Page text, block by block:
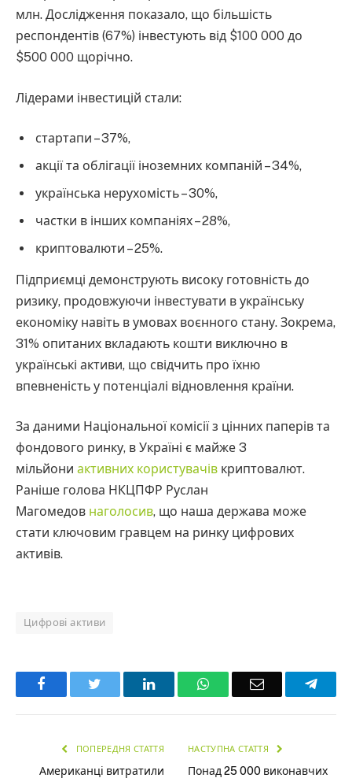
млн. Дослідження показало, що більшість
респондентів (67%) інвестують від $100 000 до
$500 000 щорічно.
Лідерами інвестицій стали:
стартапи – 37%,
акції та облігації іноземних компаній – 34%,
українська нерухомість – 30%,
частки в інших компаніях – 28%,
криптовалюти – 25%.
Підприємці демонструють високу готовність до
ризику, продовжуючи інвестувати в українську
економіку навіть в умовах воєнного стану. Зокрема,
31% опитаних вкладають кошти виключно в
українські активи, що свідчить про їхню
впевненість у потенціалі відновлення країни.
За даними Національної комісії з цінних паперів та
фондового ринку, в Україні є майже 3
мільйони активних користувачів криптовалют.
Раніше голова НКЦПФР Руслан
Магомедов наголосив, що наша держава може
стати ключовим гравцем на ринку цифрових
активів.
Цифрові активи
Facebook LinkedInWhatsAppEmail
ПОПЕРЕДНЯ СТАТТЯ
Американці витратили
НАСТУПНА СТАТТЯ
Понад 25 000 виконавчих